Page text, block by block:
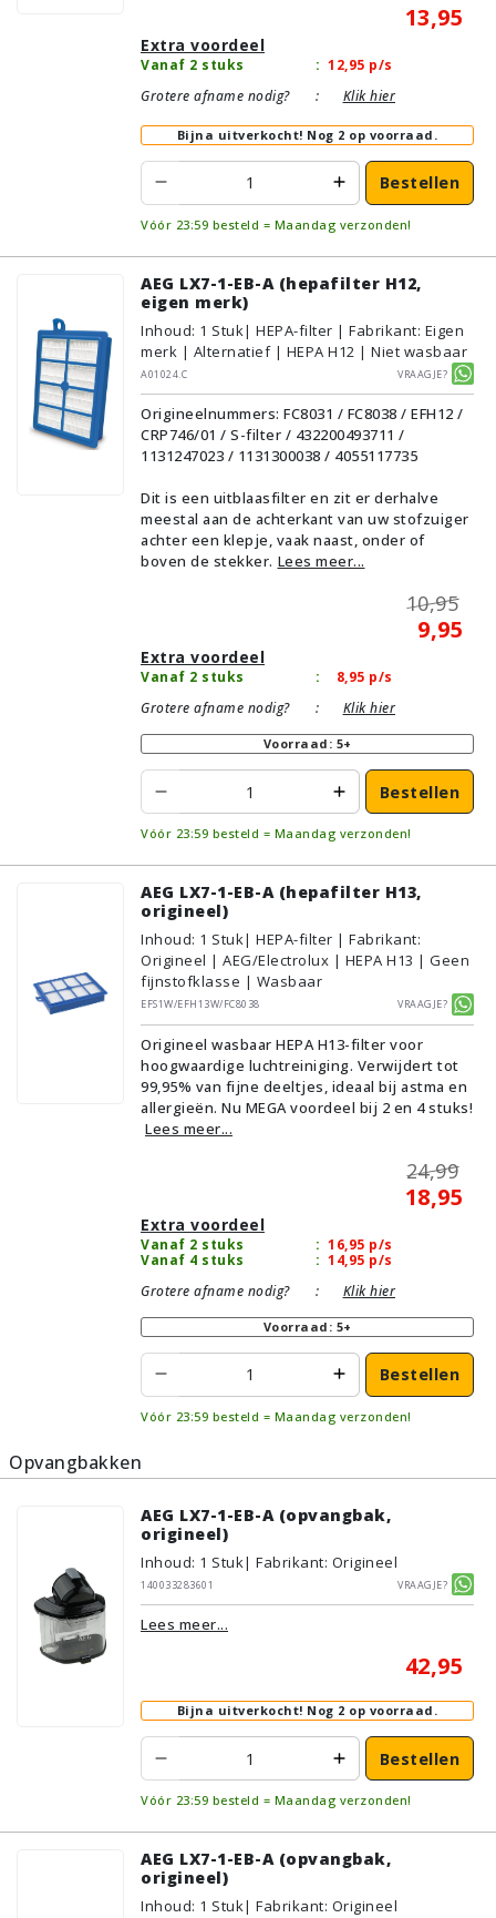
13,95
Extra voordeel
Vanaf 2 stuks : 12,95 p/s
Grotere afname nodig?
: Klik hier
Bijna uitverkocht! Nog 2 op voorraad.
Bestellen
Vóór 23:59 besteld = Maandag verzonden!
AEG LX7-1-EB-A (hepafilter H12,
eigen merk)
Inhoud: 1 Stuk| HEPA-filter | Fabrikant: Eigen
merk | Alternatief | HEPA H12 | Niet wasbaar
A01024.C
Vraagje?
Origineelnummers: FC8031 / FC8038 / EFH12 /
CRP746/01 / S-filter / 432200493711 /
1131247023 / 1131300038 / 4055117735
Dit is een uitblaasfilter en zit er derhalve
meestal aan de achterkant van uw stofzuiger
achter een klepje, vaak naast, onder of
boven de stekker. Lees meer...
10,95
9,95
Extra voordeel
Vanaf 2 stuks : 8,95 p/s
Grotere afname nodig?
: Klik hier
Voorraad: 5+
Bestellen
Vóór 23:59 besteld = Maandag verzonden!
AEG LX7-1-EB-A (hepafilter H13,
origineel)
Inhoud: 1 Stuk| HEPA-filter | Fabrikant:
Origineel | AEG/Electrolux | HEPA H13 | Geen
fijnstofklasse | Wasbaar
EFS1W/EFH13W/FC8038
Vraagje?
Origineel wasbaar HEPA H13-filter voor
hoogwaardige luchtreiniging. Verwijdert tot
99,95% van fijne deeltjes, ideaal bij astma en
allergieën. Nu MEGA voordeel bij 2 en 4 stuks!
Lees meer...
24,99
18,95
Extra voordeel
Vanaf 2 stuks : 16,95 p/s
Vanaf 4 stuks
: 14,95 p/s
Grotere afname nodig?
: Klik hier
Voorraad: 5+
Bestellen
Vóór 23:59 besteld = Maandag verzonden!
Opvangbakken
AEG LX7-1-EB-A (opvangbak,
origineel)
Inhoud: 1 Stuk| Fabrikant: Origineel
140033283601
Vraagje?
Lees meer...
42,95
Bijna uitverkocht! Nog 2 op voorraad.
Bestellen
Vóór 23:59 besteld = Maandag verzonden!
AEG LX7-1-EB-A (opvangbak,
origineel)
Inhoud: 1 Stuk| Fabrikant: Origineel